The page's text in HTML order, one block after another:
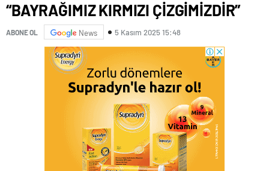
“BAYRAĞIMIZ KIRMIZI ÇİZGİMİZDİR”
ABONE OL News 5 Kasım 2025 15:48